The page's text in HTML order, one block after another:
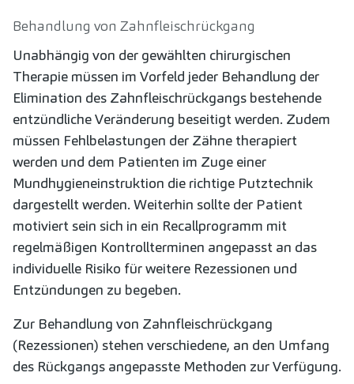
Behandlung von Zahnfleischrückgang
Unabhängig von der gewählten chirurgischen
Therapie müssen im Vorfeld jeder Behandlung der
Elimination des Zahnfleischrückgangs bestehende
entzündliche Veränderung beseitigt werden. Zudem
müssen Fehlbelastungen der Zähne therapiert
werden und dem Patienten im Zuge einer
Mundhygieneinstruktion die richtige Putztechnik
dargestellt werden. Weiterhin sollte der Patient
motiviert sein sich in ein Recallprogramm mit
regelmäßigen Kontrollterminen angepasst an das
individuelle Risiko für weitere Rezessionen und
Entzündungen zu begeben.
Zur Behandlung von Zahnfleischrückgang
(Rezessionen) stehen verschiedene, an den Umfang
des Rückgangs angepasste Methoden zur Verfügung.